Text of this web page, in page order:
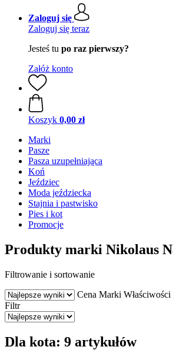
Zaloguj się
Zaloguj się teraz
Jesteś tu po raz pierwszy?
Załóż konto
Koszyk 0,00 zł
Marki
Pasze
Pasza uzupełniająca
Koń
Jeździec
Moda jeździecka
Stajnia i pastwisko
Pies i kot
Promocje
Produkty marki Nikolaus
Filtrowanie i sortowanie
Cena Marki Właściwości
Filtr
Dla kota: 9 artykułów